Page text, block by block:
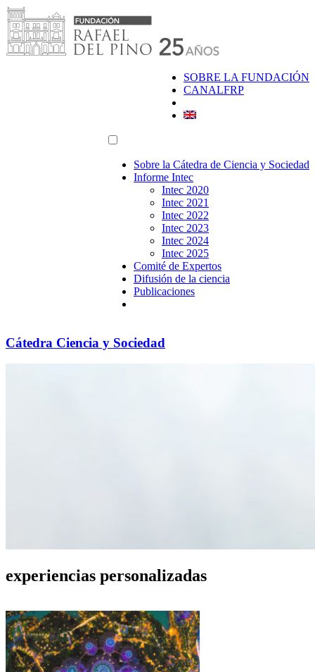
Saltar
al
contenido
SOBRE LA FUNDACIÓN
CANALFRP
Sobre la Cátedra de Ciencia y Sociedad
Informe Intec
Intec 2020
Intec 2021
Intec 2022
Intec 2023
Intec 2024
Intec 2025
Comité de Expertos
Difusión de la ciencia
Publicaciones
Cátedra Ciencia y Sociedad
experiencias personalizadas